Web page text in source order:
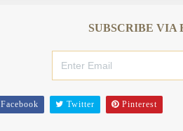
SUBSCRIBE VIA
Facebook Twitter Pinterest